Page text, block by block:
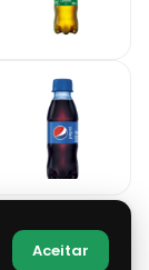
Aceitar